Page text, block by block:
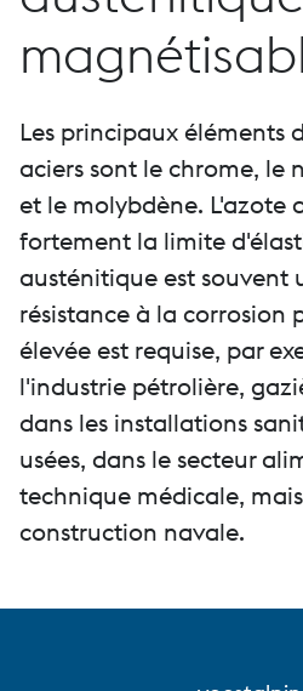
Les principaux éléments
aciers sont le chrome, le
et le molybdène. L'azote
fortement la limite
austénitique est souvent
résistance à la corrosion
élevée est requise, par
l'industrie pétrolière,
dans les installations
usées, dans le secteur
technique médicale,
construction navale.